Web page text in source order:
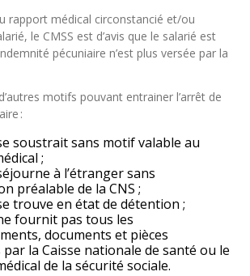
rapport médical circonstancié et/ou
le CMSS est d’avis que le salarié est
pécuniaire n’est plus versée par la
motifs pouvant entrainer l’arrêt de
:
soustrait sans motif valable au
;
à l’étranger sans
préalable de la CNS ;
trouve en état de détention ;
fournit pas tous les
documents et pièces
par la Caisse nationale de santé ou le
de la sécurité sociale.